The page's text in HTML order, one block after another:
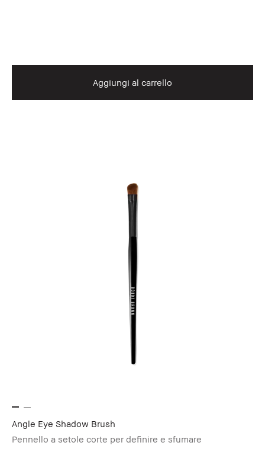
Aggiungi al carrello
Angle Eye Shadow Brush
Pennello a setole corte per definire e sfumare